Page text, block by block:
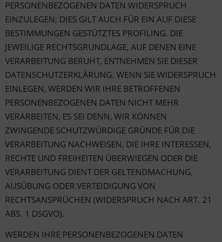
PERSONENBEZOGENEN DATEN WIDERSPRUCH
EINZULEGEN; DIES GILT AUCH FÜR EIN AUF DIESE
BESTIMMUNGEN GESTÜTZTES PROFILING. DIE
JEWEILIGE RECHTSGRUNDLAGE, AUF DENEN EINE
VERARBEITUNG BERUHT, ENTNEHMEN SIE DIESER
DATENSCHUTZERKLÄRUNG. WENN SIE WIDERSPRUCH
EINLEGEN, WERDEN WIR IHRE BETROFFENEN
PERSONENBEZOGENEN DATEN NICHT MEHR
VERARBEITEN, ES SEI DENN, WIR KÖNNEN
ZWINGENDE SCHUTZWÜRDIGE GRÜNDE FÜR DIE
VERARBEITUNG NACHWEISEN, DIE IHRE INTERESSEN,
RECHTE UND FREIHEITEN ÜBERWIEGEN ODER DIE
VERARBEITUNG DIENT DER GELTENDMACHUNG,
AUSÜBUNG ODER VERTEIDIGUNG VON
RECHTSANSPRÜCHEN (WIDERSPRUCH NACH ART. 21
ABS. 1 DSGVO).
WERDEN IHRE PERSONENBEZOGENEN DATEN